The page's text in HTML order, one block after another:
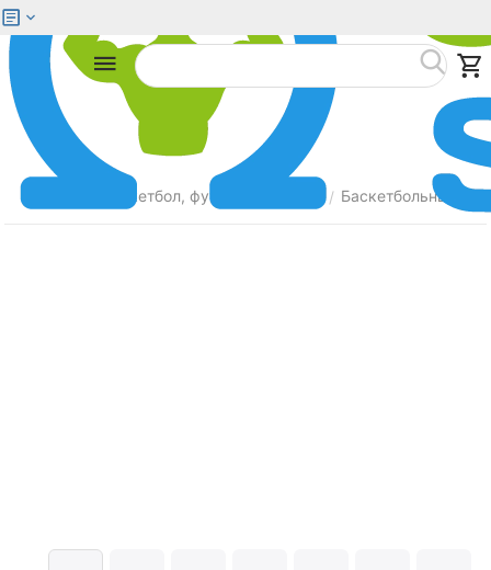
Баскетбол, футбол, волейбол / Баскетбольные
Меню Найти